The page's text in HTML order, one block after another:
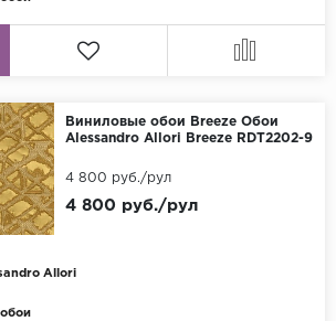
Виниловые обои Breeze Обои
Alessandro Allori Breeze RDT2202-9
Allori
4 800 руб./рул
4 800 руб./рул